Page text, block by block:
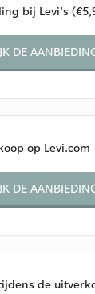
bij Levi's
DE
op Levi.com
DE
de